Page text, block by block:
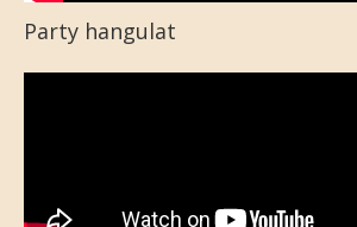
Party hangulat